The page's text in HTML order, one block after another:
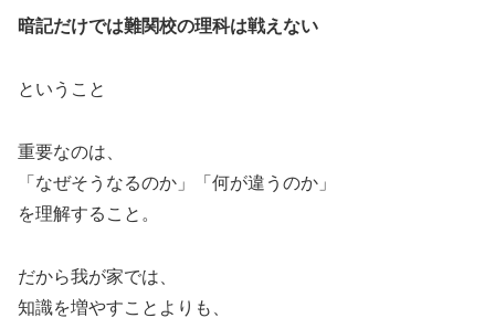
暗記だけでは難関校の理科は戦えない
ということ
重要なのは、
「なぜそうなるのか」「何が違うのか」
を理解すること。
だから我が家では、
知識を増やすことよりも、